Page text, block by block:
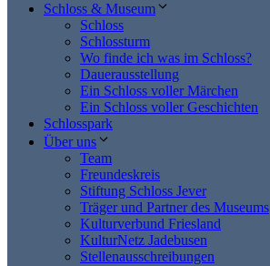
Schloss & Museum
Schloss
Schlossturm
Wo finde ich was im Schloss?
Dauerausstellung
Ein Schloss voller Märchen
Ein Schloss voller Geschichten
Schlosspark
Über uns
Team
Freundeskreis
Stiftung Schloss Jever
Träger und Partner des Museums
Kulturverbund Friesland
KulturNetz Jadebusen
Stellenausschreibungen